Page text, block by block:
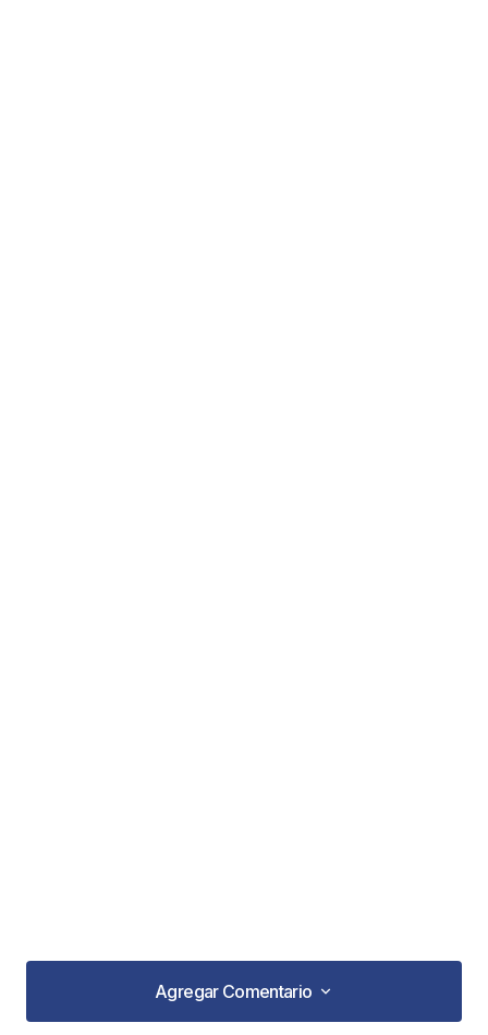
Agregar Comentario
Agregar Comentario